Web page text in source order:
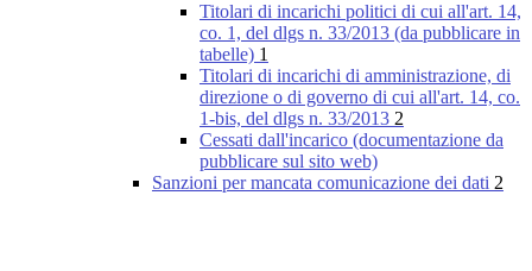
Titolari di incarichi politici di cui all'art. 14,
co. 1, del dlgs n. 33/2013 (da pubblicare in
tabelle) 1
Titolari di incarichi di amministrazione, di
direzione o di governo di cui all'art. 14, co.
1-bis, del dlgs n. 33/2013 2
Cessati dall'incarico (documentazione da
pubblicare sul sito web)
Sanzioni per mancata comunicazione dei dati 2